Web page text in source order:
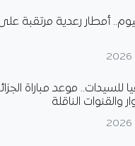
للسيدات.. موعد مباراة
والقنوات الناقلة